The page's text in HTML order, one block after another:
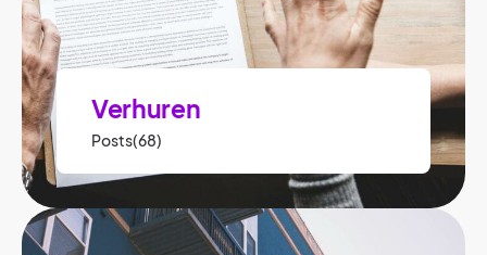
Verhuren
Posts(68)